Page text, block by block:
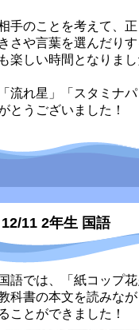
手のことを考えて、
きさや言葉を選んだり
も楽しい時間となりま
「流れ星」「スタミナ
とうございました！
12/11 2年生 国語
国語では、「紙コップ
科書の本文を読みな
ることができました！